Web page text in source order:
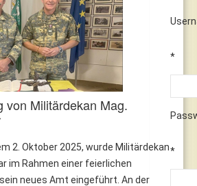
*
*
von Militärdekan Mag.
2. Oktober 2025, wurde Militärdekan
im Rahmen einer feierlichen
neues Amt eingeführt. An der